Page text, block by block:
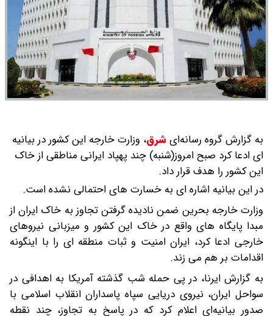
به گزارش گروه رسانه‌ایشرق، وزارت خارجه این کشور در بیانیه
ای ادعا کرد صبح امروز(شنبه) چند پهپاد ایرانی مناطقی از خاک
این کشور را هدف قرار داد.
در این بیانیه اشاره ای به خسارت های احتمالی نشده است.
وزارت خارجه بحرین ضمن نادیده گرفتن تجاوز به خاک ایران از
مبدا پایگاه های واقع در خاک این کشور و میزبانی نیروهای
خارجی ادعا کرد، ایران امنیت و ثبات منطقه ای را با اینگونه
اقدامات بر هم می زند.
به گزارش ایرنا، در پی حمله شب گذشته آمریکا به اهدافی در
سواحل ایران، نیروی دریایی سپاه پاسداران انقلاب اسلامی با
صدور بیانیه‌ای اعلام کرد که در پاسخ به تجاوز، چند نقطه